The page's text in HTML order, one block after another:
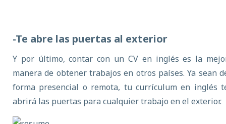
-Te abre las puertas al exterior
Y por último, contar con un CV en inglés es la
manera de obtener trabajos en otros países. Ya sean
forma presencial o remota, tu currículum en inglés
abrirá las puertas para cualquier trabajo en el exterior.